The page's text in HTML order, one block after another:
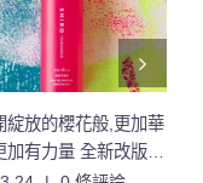
綻放的櫻花般,更加華
加有力量 全新改版的